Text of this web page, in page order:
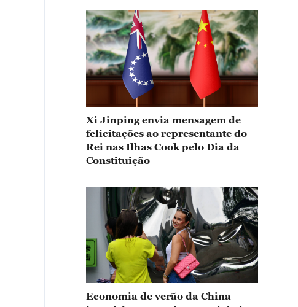
Xi Jinping envia mensagem de
felicitações ao representante do
Rei nas Ilhas Cook pelo Dia da
Constituição
Economia de verão da China